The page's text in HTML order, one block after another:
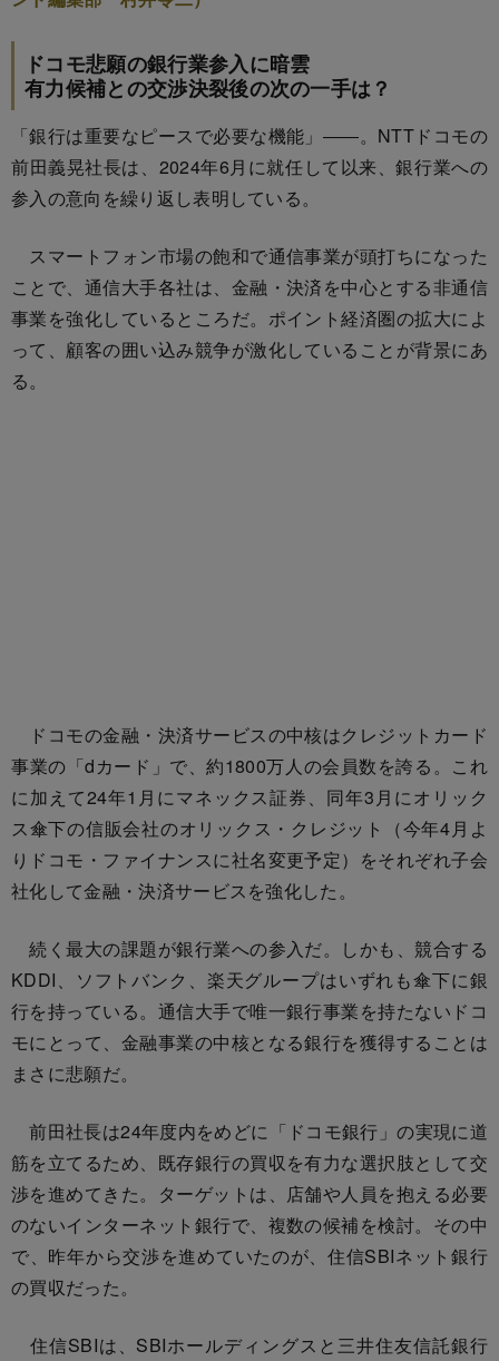
ドコモ悲願の銀行業参入に暗雲
有力候補との交渉決裂後の次の一手は？
「銀行は重要なピースで必要な機能」――。NTTドコモの
前田義晃社長は、2024年6月に就任して以来、銀行業への
参入の意向を繰り返し表明している。
スマートフォン市場の飽和で通信事業が頭打ちになった
ことで、通信大手各社は、金融・決済を中心とする非通信
事業を強化しているところだ。ポイント経済圏の拡大によ
って、顧客の囲い込み競争が激化していることが背景にあ
る。
ドコモの金融・決済サービスの中核はクレジットカード
事業の「dカード」で、約1800万人の会員数を誇る。これ
に加えて24年1月にマネックス証券、同年3月にオリック
ス傘下の信販会社のオリックス・クレジット（今年4月よ
りドコモ・ファイナンスに社名変更予定）をそれぞれ子会
社化して金融・決済サービスを強化した。
続く最大の課題が銀行業への参入だ。しかも、競合する
KDDI、ソフトバンク、楽天グループはいずれも傘下に銀
行を持っている。通信大手で唯一銀行事業を持たないドコ
モにとって、金融事業の中核となる銀行を獲得することは
まさに悲願だ。
前田社長は24年度内をめどに「ドコモ銀行」の実現に道
筋を立てるため、既存銀行の買収を有力な選択肢として交
渉を進めてきた。ターゲットは、店舗や人員を抱える必要
のないインターネット銀行で、複数の候補を検討。その中
で、昨年から交渉を進めていたのが、住信SBIネット銀行
の買収だった。
住信SBIは、SBIホールディングスと三井住友信託銀行